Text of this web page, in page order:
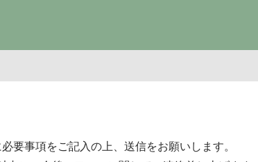
要事項をご記入の上、送信をお願いします。